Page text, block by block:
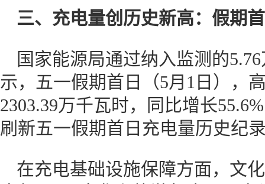
三、充电量创 历史新高：假期
国家能源局通过纳入监测的
示，五一假期首日（5月1日），
2303.39万千瓦时，同比增长
刷新五一假期首日充电量历史纪
在充电基础设施保障方面，文